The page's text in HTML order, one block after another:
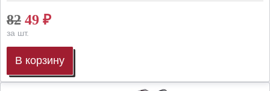
82 49 ₽
за шт.
В корзину